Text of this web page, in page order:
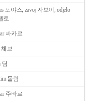
포야스, zavoj 자보이, odjelo
로
바카르
체브
딤
몰림
주바르